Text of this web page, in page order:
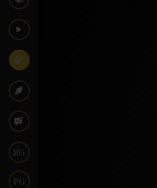
RG
PG